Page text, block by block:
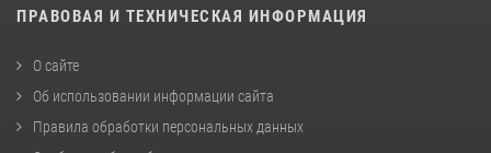
ПРАВОВАЯ И ТЕХНИЧЕСКАЯ ИНФОРМАЦИЯ
О сайте
Об использовании информации сайта
Правила обработки персональных данных